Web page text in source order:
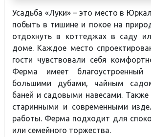
Усадьба «Луки» – это место в
побыть в тишине и покое на
отдохнуть в коттеджах в саду
доме. Каждое место
гости чувствовали себя
Ферма имеет
большими дубами, чайным
баней и садовыми навесами. Также
старинными и современными
работы. Ферма подходит для
или семейного торжества.